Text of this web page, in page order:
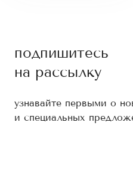
подпишитесь
на рассылку
узнавайте первыми о
и специальных